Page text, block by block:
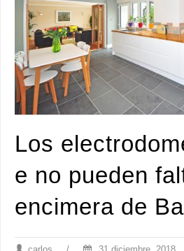
Los
e no pueden
encimera de